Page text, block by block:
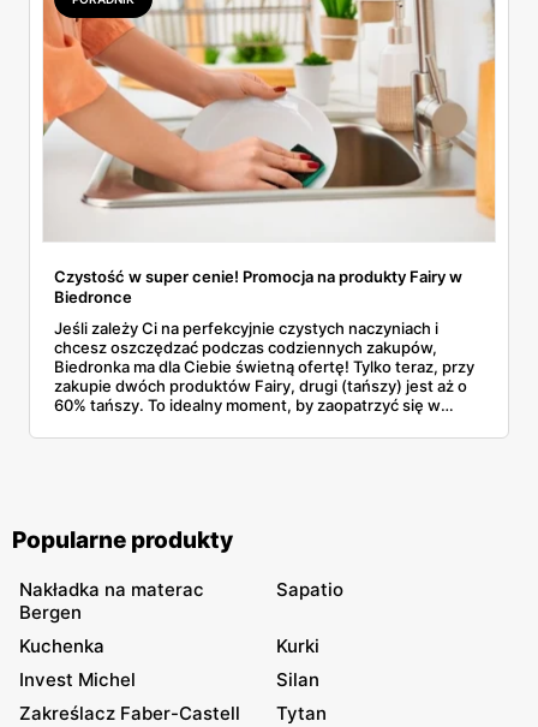
Czystość w super cenie! Promocja na produkty Fairy w
Biedronce
Jeśli zależy Ci na perfekcyjnie czystych naczyniach i
chcesz oszczędzać podczas codziennych zakupów,
Biedronka ma dla Ciebie świetną ofertę! Tylko teraz, przy
zakupie dwóch produktów Fairy, drugi (tańszy) jest aż o
60% tańszy. To idealny moment, by zaopatrzyć się w
atrakcyjnych cenach.
Popularne produkty
Nakładka na materac
Bergen
Sapatio
Kuchenka
Kurki
Invest Michel
Silan
Zakreślacz Faber-Castell
Tytan